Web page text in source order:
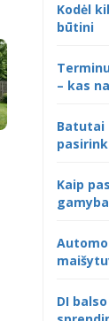
Kodėl
būtini
– kas
Batutai
Kaip
DI